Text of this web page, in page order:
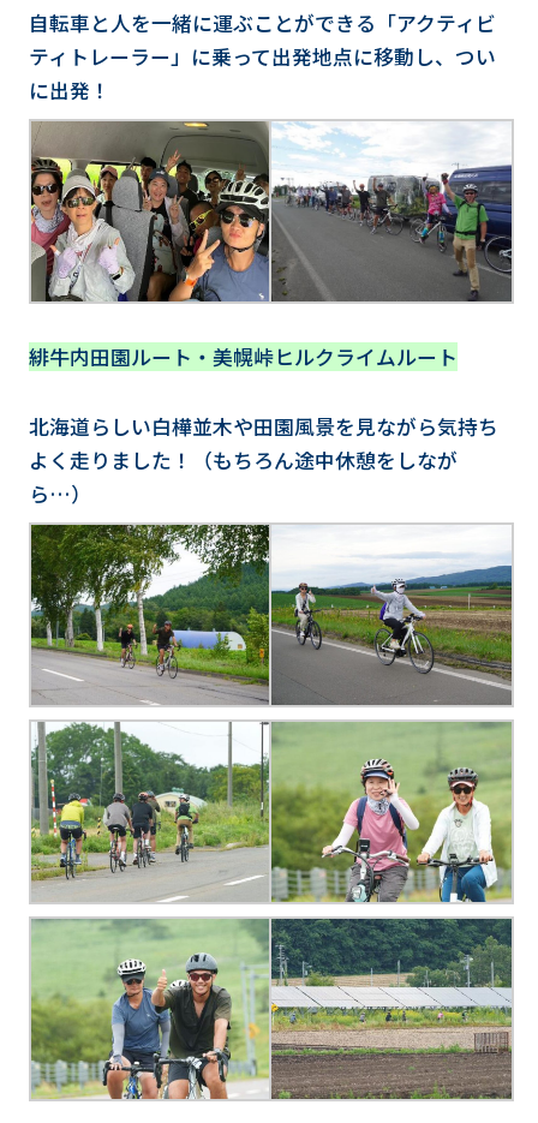
自転車と人を一緒に運ぶことができる「アクティビ
ティトレーラー」に乗って出発地点に移動し、つい
に出発！
緋牛内田園ルート・美幌峠ヒルクライムルート
北海道らしい白樺並木や田園風景を見ながら気持ち
よく走りました！（もちろん途中休憩をしなが
ら…）